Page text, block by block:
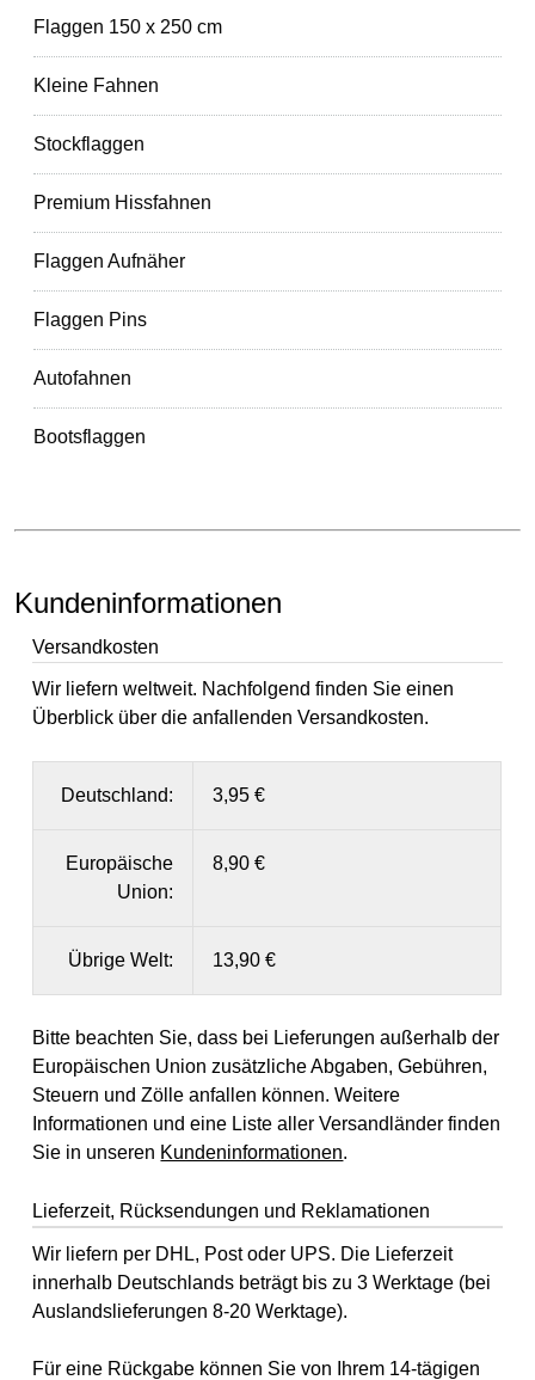
Flaggen 150 x 250 cm
Kleine Fahnen
Stockflaggen
Premium Hissfahnen
Flaggen Aufnäher
Flaggen Pins
Autofahnen
Bootsflaggen
Kundeninformationen
Versandkosten
Wir liefern weltweit. Nachfolgend finden Sie einen
Überblick über die anfallenden Versandkosten.
Deutschland: 3,95 €
Europäische
Union:
8,90 €
Übrige Welt: 13,90 €
Bitte beachten Sie, dass bei Lieferungen außerhalb der
Europäischen Union zusätzliche Abgaben, Gebühren,
Steuern und Zölle anfallen können. Weitere
Informationen und eine Liste aller Versandländer finden
Sie in unseren Kundeninformationen.
Lieferzeit, Rücksendungen und Reklamationen
Wir liefern per DHL, Post oder UPS. Die Lieferzeit
innerhalb Deutschlands beträgt bis zu 3 Werktage (bei
Auslandslieferungen 8-20 Werktage).
Für eine Rückgabe können Sie von Ihrem 14-tägigen